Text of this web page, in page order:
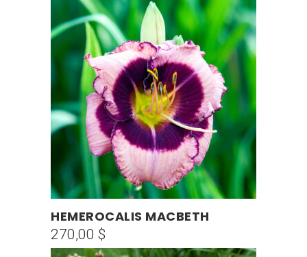
AÑADIR AL CARRITO
HEMEROCALIS MACBETH
270,00 $